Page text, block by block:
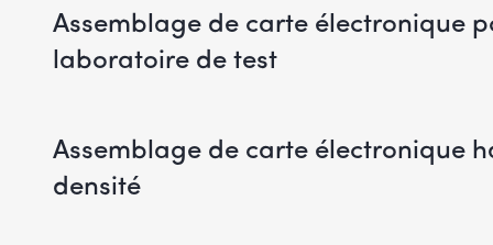
Assemblage de carte électronique
laboratoire de test
Assemblage de carte électronique
densité